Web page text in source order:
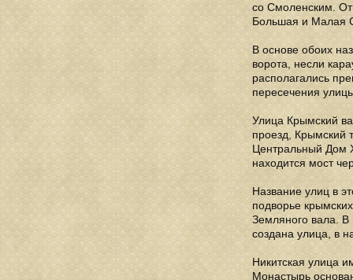
со Смоленским. От
Большая и Малая
В основе обоих
ворота, несли
располагались
пересечения
Улица Крымский
проезд, Крымский
Центральный Дом
находится мост
Название улиц в
подворье
Земляного вала. В
создана улица, в
Никитская улица
Монастырь